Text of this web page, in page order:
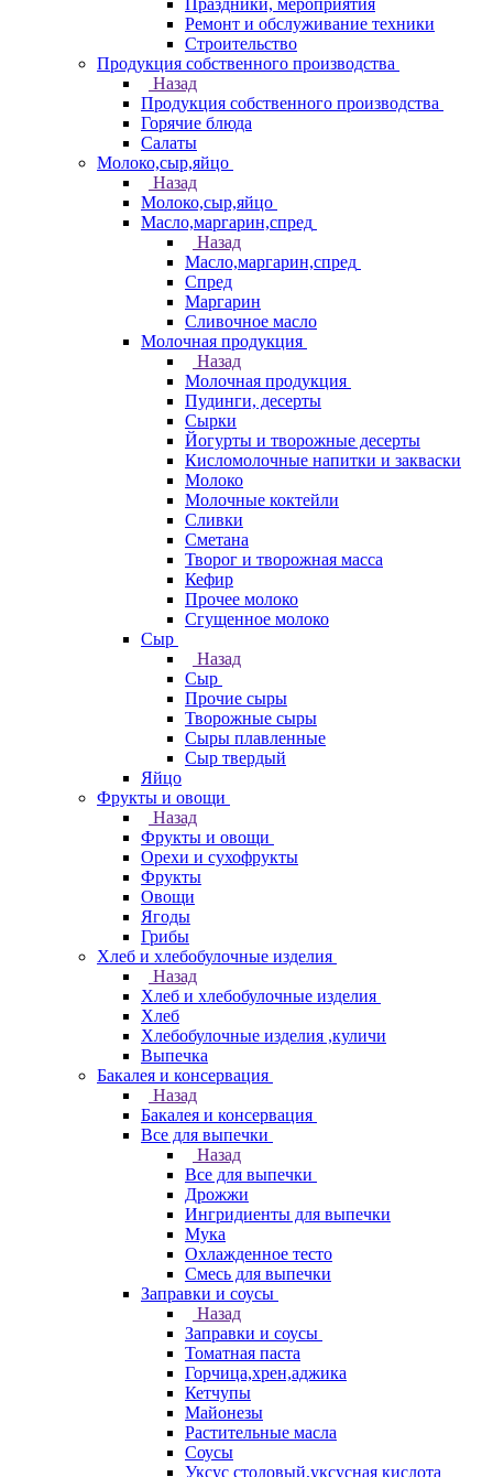
Праздники, мероприятия
Ремонт и обслуживание техники
Строительство
Продукция собственного производства
Назад
Продукция собственного производства
Горячие блюда
Салаты
Молоко,сыр,яйцо
Назад
Молоко,сыр,яйцо
Масло,маргарин,спред
Назад
Масло,маргарин,спред
Спред
Маргарин
Сливочное масло
Молочная продукция
Назад
Молочная продукция
Пудинги, десерты
Сырки
Йогурты и творожные десерты
Кисломолочные напитки и закваски
Молоко
Молочные коктейли
Сливки
Сметана
Творог и творожная масса
Кефир
Прочее молоко
Сгущенное молоко
Сыр
Назад
Сыр
Прочие сыры
Творожные сыры
Сыры плавленные
Сыр твердый
Яйцо
Фрукты и овощи
Назад
Фрукты и овощи
Орехи и сухофрукты
Фрукты
Овощи
Ягоды
Грибы
Хлеб и хлебобулочные изделия
Назад
Хлеб и хлебобулочные изделия
Хлеб
Хлебобулочные изделия ,куличи
Выпечка
Бакалея и консервация
Назад
Бакалея и консервация
Все для выпечки
Назад
Все для выпечки
Дрожжи
Ингридиенты для выпечки
Мука
Охлажденное тесто
Смесь для выпечки
Заправки и соусы
Назад
Заправки и соусы
Томатная паста
Горчица,хрен,аджика
Кетчупы
Майонезы
Растительные масла
Соусы
Уксус столовый,уксусная кислота